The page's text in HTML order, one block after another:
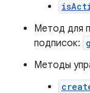
Метод для
подписок:
Методы